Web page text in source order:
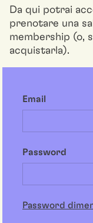
Da qui potrai
prenotare una
membership (o,
acquistarla).
Email
Password
Password